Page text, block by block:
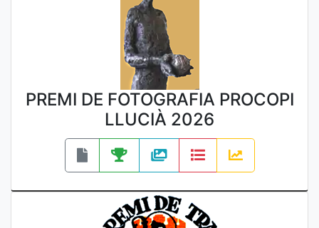
PREMI DE FOTOGRAFIA PROCOPI
LLUCIÀ 2026